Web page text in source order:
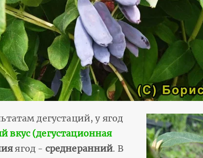
дегустаций, у ягод
вкус (дегустационная
ягод - среднеранний. В